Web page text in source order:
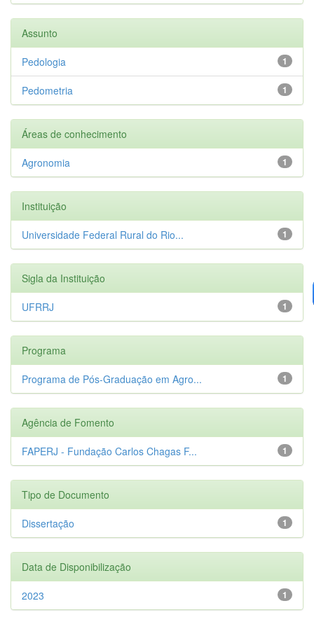
Assunto
1
Pedologia
1
Pedometria
Áreas de conhecimento
1
Agronomia
Instituição
1
Universidade Federal Rural do Rio...
Sigla da Instituição
1
UFRRJ
Programa
1
Programa de Pós-Graduação em Agro...
Agência de Fomento
1
FAPERJ - Fundação Carlos Chagas F...
Tipo de Documento
1
Dissertação
Data de Disponibilização
1
2023